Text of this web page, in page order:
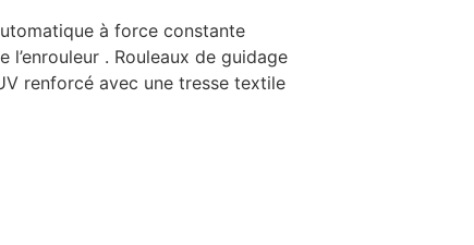
à force constante
. Rouleaux de guidage
renforcé avec une tresse textile